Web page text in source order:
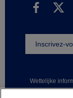
Wettelijke
Inscrivez-